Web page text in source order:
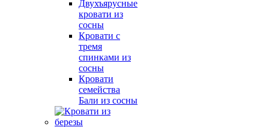
Двухъярусные
кровати из
сосны
Кровати с
тремя
спинками из
сосны
Кровати
семейства
Бали из сосны